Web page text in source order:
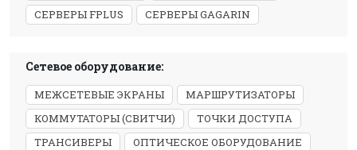
СЕРВЕРЫ FPLUS
СЕРВЕРЫ GAGARIN
Сетевое оборудование:
МЕЖСЕТЕВЫЕ ЭКРАНЫ
МАРШРУТИЗАТОРЫ
КОММУТАТОРЫ (СВИТЧИ)
ТОЧКИ ДОСТУПА
ТРАНСИВЕРЫ
ОПТИЧЕСКОЕ ОБОРУДОВАНИЕ